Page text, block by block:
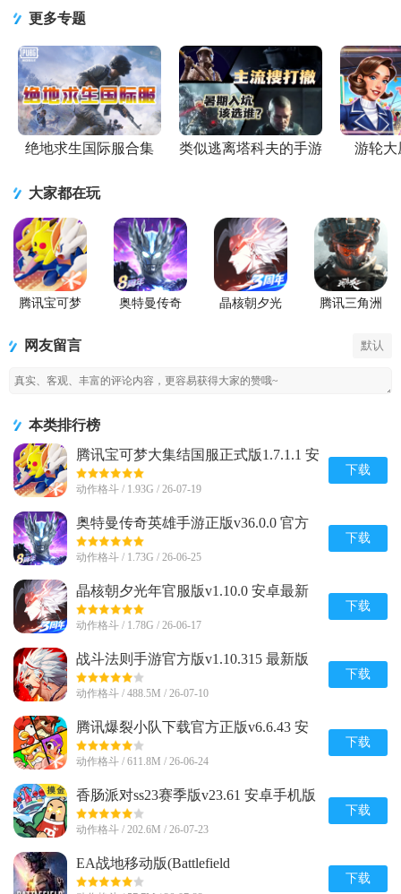
(Extinction:
Invasion)7.
更多专题
绝地求生国际服合集 类似逃离塔科夫的手游 游轮大
大家都在玩
腾讯宝可梦
奥特曼传奇
晶核朝夕光
腾讯三角洲
网友留言 默认
本类排行榜
腾讯宝可梦大集结国服正式版1.7.1.1 安
卓手机版
动作格斗 / 1.93G / 26-07-19
下载
奥特曼传奇英雄手游正版v36.0.0 官方
最新版
动作格斗 / 1.73G / 26-06-25
下载
晶核朝夕光年官服版v1.10.0 安卓最新
版
动作格斗 / 1.78G / 26-06-17
下载
战斗法则手游官方版v1.10.315 最新版
动作格斗 / 488.5M / 26-07-10
下载
腾讯爆裂小队下载官方正版v6.6.43 安
卓最新版
动作格斗 / 611.8M / 26-06-24
下载
香肠派对ss23赛季版v23.61 安卓手机版
动作格斗 / 202.6M / 26-07-23
下载
EA战地移动版(Battlefield
Mobile)v0.10.0 官方正版
下载